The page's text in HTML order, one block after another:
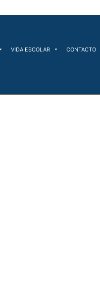
VIDA ESCOLAR CONTACTO